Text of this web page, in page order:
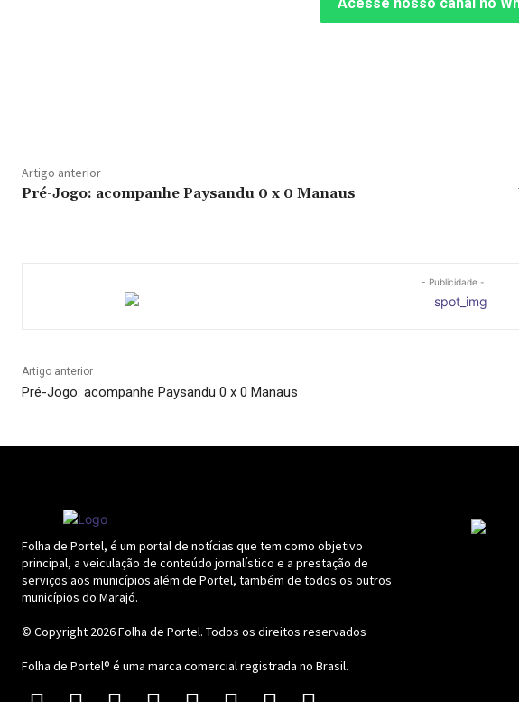
Artigo anterior
Pré-Jogo: acompanhe Paysandu 0 x 0 Manaus
- Publicidade -
Artigo anterior
Pré-Jogo: acompanhe Paysandu 0 x 0 Manaus
Folha de Portel, é um portal de notícias que tem como objetivo
principal, a veiculação de conteúdo jornalístico e a prestação de
serviços aos municípios além de Portel, também de todos os outros
municípios do Marajó.
© Copyright 2026Folha de Portel. Todos os direitos reservados
Folha de Portel® é uma marca comercial registrada no Brasil.